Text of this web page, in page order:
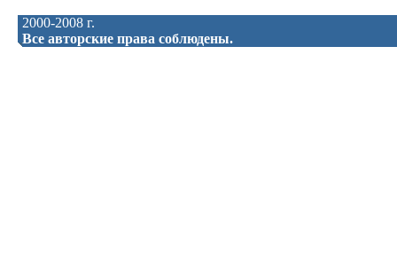
2000-2008 г.
Все авторские права соблюдены.